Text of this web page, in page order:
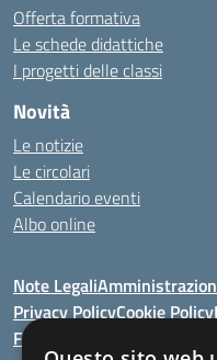
Offerta formativa
Le schede didattiche
I progetti delle classi
Novità
Le notizie
Le circolari
Calendario eventi
Albo online
Note Legali
Privacy PolicyCookie Policy
Feedback